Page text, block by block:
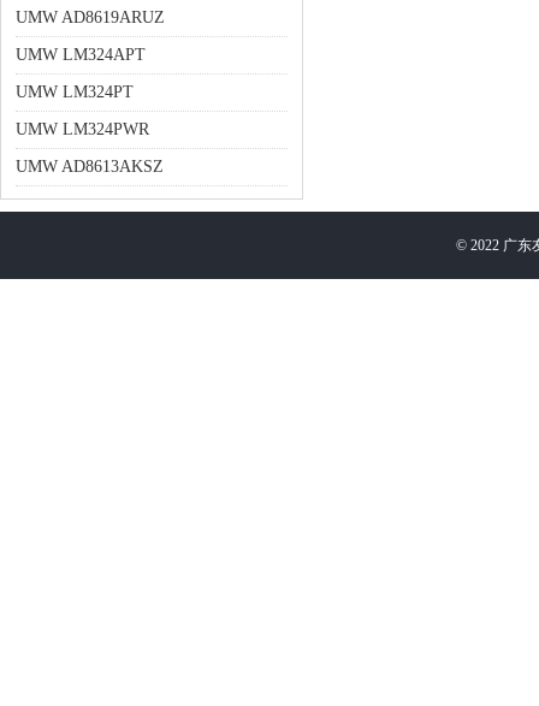
UMW AD8619ARUZ
UMW LM324APT
UMW LM324PT
UMW LM324PWR
UMW AD8613AKSZ
© 2022 广东